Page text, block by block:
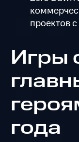
проектов
Игры
года